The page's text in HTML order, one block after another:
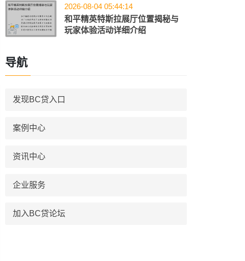
2026-08-04 05:44:14
和平精英特斯拉展厅位置揭秘与
玩家体验活动详细介绍
导航
发现BC贷入口
案例中心
资讯中心
企业服务
加入BC贷论坛